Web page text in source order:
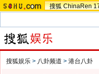
搜狐 ChinaRen
搜狐娱乐 > 八卦频道 > 港台八卦